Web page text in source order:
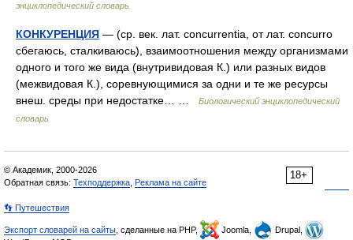
энциклопедический словарь
КОНКУРЕНЦИЯ — (ср. век. лат. concurrentia, от лат. concurro
сбегаюсь, сталкиваюсь), взаимоотношения между организмами
одного и того же вида (внутривидовая К.) или разных видов
(межвидовая К.), соревнующимися за одни и те же ресурсы
внеш. среды при недостатке… …
Биологический энциклопедический
словарь
18+
© Академик, 2000-2026
Обратная связь: Техподдержка Реклама на сайте
👣 Путешествия
Экспорт словарей на сайты , сделанные на PHP, Joomla,
Drupal,